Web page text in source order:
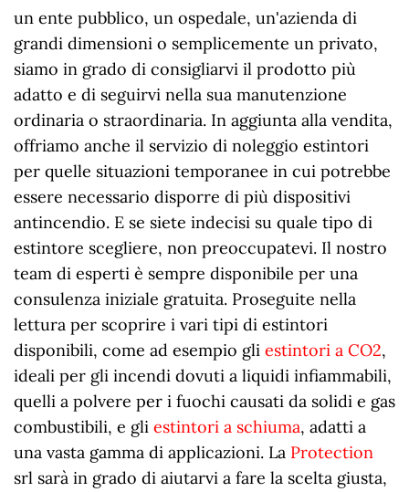
un ente pubblico, un ospedale, un'azienda di
grandi dimensioni o semplicemente un privato,
siamo in grado di consigliarvi il prodotto più
adatto e di seguirvi nella sua manutenzione
ordinaria o straordinaria. In aggiunta alla vendita,
offriamo anche il servizio di noleggio estintori
per quelle situazioni temporanee in cui potrebbe
essere necessario disporre di più dispositivi
antincendio. E se siete indecisi su quale tipo di
estintore scegliere, non preoccupatevi. Il nostro
team di esperti è sempre disponibile per una
consulenza iniziale gratuita. Proseguite nella
lettura per scoprire i vari tipi di estintori
disponibili, come ad esempio gli estintori a CO2,
ideali per gli incendi dovuti a liquidi infiammabili,
quelli a polvere per i fuochi causati da solidi e gas
combustibili, e gli estintori a schiuma, adatti a
una vasta gamma di applicazioni. La Protection
srl sarà in grado di aiutarvi a fare la scelta giusta,